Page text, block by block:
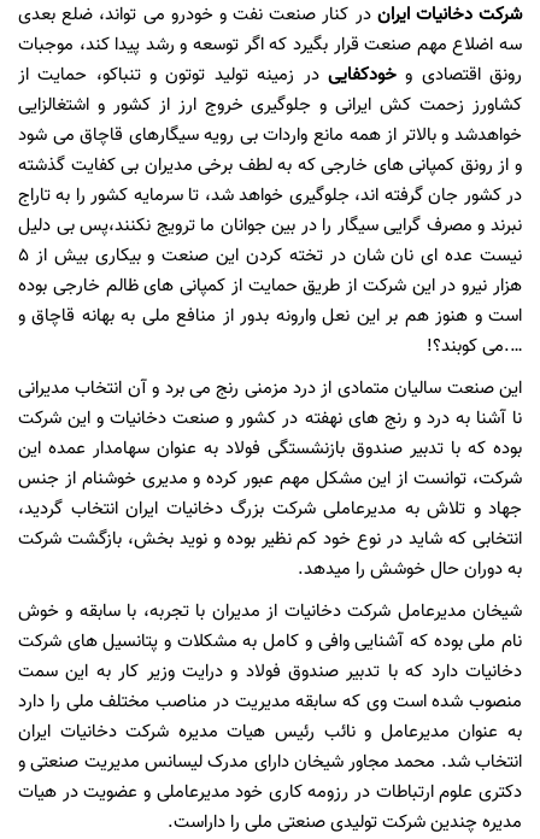
شرکت دخانیات ایران در کنار صنعت نفت و خودرو می تواند، ضلع بعدی
سه اضلاع مهم صنعت قرار بگیرد که اگر توسعه و رشد پیدا کند، موجبات
رونق اقتصادی وخودکفایی در زمینه تولید توتون و تنباکو، حمایت از
کشاورز زحمت کش ایرانی و جلوگیری خروج ارز از کشور و اشتغالزایی
خواهدشد و بالاتر از همه مانع واردات بی رویه سیگارهای قاچاق می شود
و از رونق کمپانی های خارجی که به لطف برخی مدیران بی کفایت گذشته
در کشور جان گرفته اند، جلوگیری خواهد شد، تا سرمایه کشور را به تاراج
نبرند ‌و مصرف گرایی سیگار را در بین جوانان ما ترویج نکنند،پس بی دلیل
نیست عده ای نان شان در تخته کردن این صنعت و بیکاری بیش از ۵
هزار نیرو در این شرکت از طریق حمایت از کمپانی های ظالم خارجی بوده
است و هنوز هم بر این نعل وارونه بدور از منافع ملی به بهانه قاچاق و
….می کوبند؟!
این صنعت سالیان متمادی از درد مزمنی رنج می برد و آن انتخاب مدیرانی
نا آشنا به درد و رنج های نهفته در کشور و صنعت دخانیات و این شرکت
بوده که با تدبیر صندوق بازنشستگی فولاد به عنوان سهامدار عمده این
شرکت، توانست از این مشکل مهم عبور کرده و مدیری خوشنام از جنس
جهاد و تلاش به مدیرعاملی شرکت بزرگ دخانیات ایران انتخاب گردید،
انتخابی که شاید در نوع خود کم نظیر بوده و نوید بخش، بازگشت شرکت
به دوران حال خوشش را میدهد.
شیخان مدیرعامل شرکت دخانیات از مدیران با تجربه، با سابقه و خوش
نام ملی بوده که آشنایی وافی و کامل به مشکلات و پتانسیل های شرکت
دخانیات دارد که با تدبیر صندوق فولاد و درایت وزیر کار به این سمت
منصوب شده است وی که سابقه مدیریت در مناصب مختلف ملی را دارد
به عنوان مدیرعامل و نائب رئیس هیات مدیره شرکت دخانیات ایران
انتخاب شد. محمد مجاور شیخان دارای مدرک لیسانس مدیریت صنعتی و
دکتری علوم ارتباطات در رزومه کاری خود مدیرعاملی و عضویت در هیات
مدیره چندین شرکت تولیدی صنعتی ملی را داراست.